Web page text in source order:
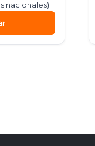
nacionales)